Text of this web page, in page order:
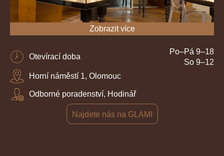
Zobrazit více
Otevírací doba
Po–Pá 9–18
So 9–12
Horní náměstí 1, Olomouc
Odborné poradenství, Hodinář
Najdete nás na GLAMI